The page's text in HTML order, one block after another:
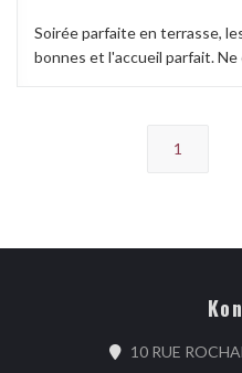
Soirée parfaite en terrasse,
bonnes et l'accueil parfait. Ne
1
10 RUE